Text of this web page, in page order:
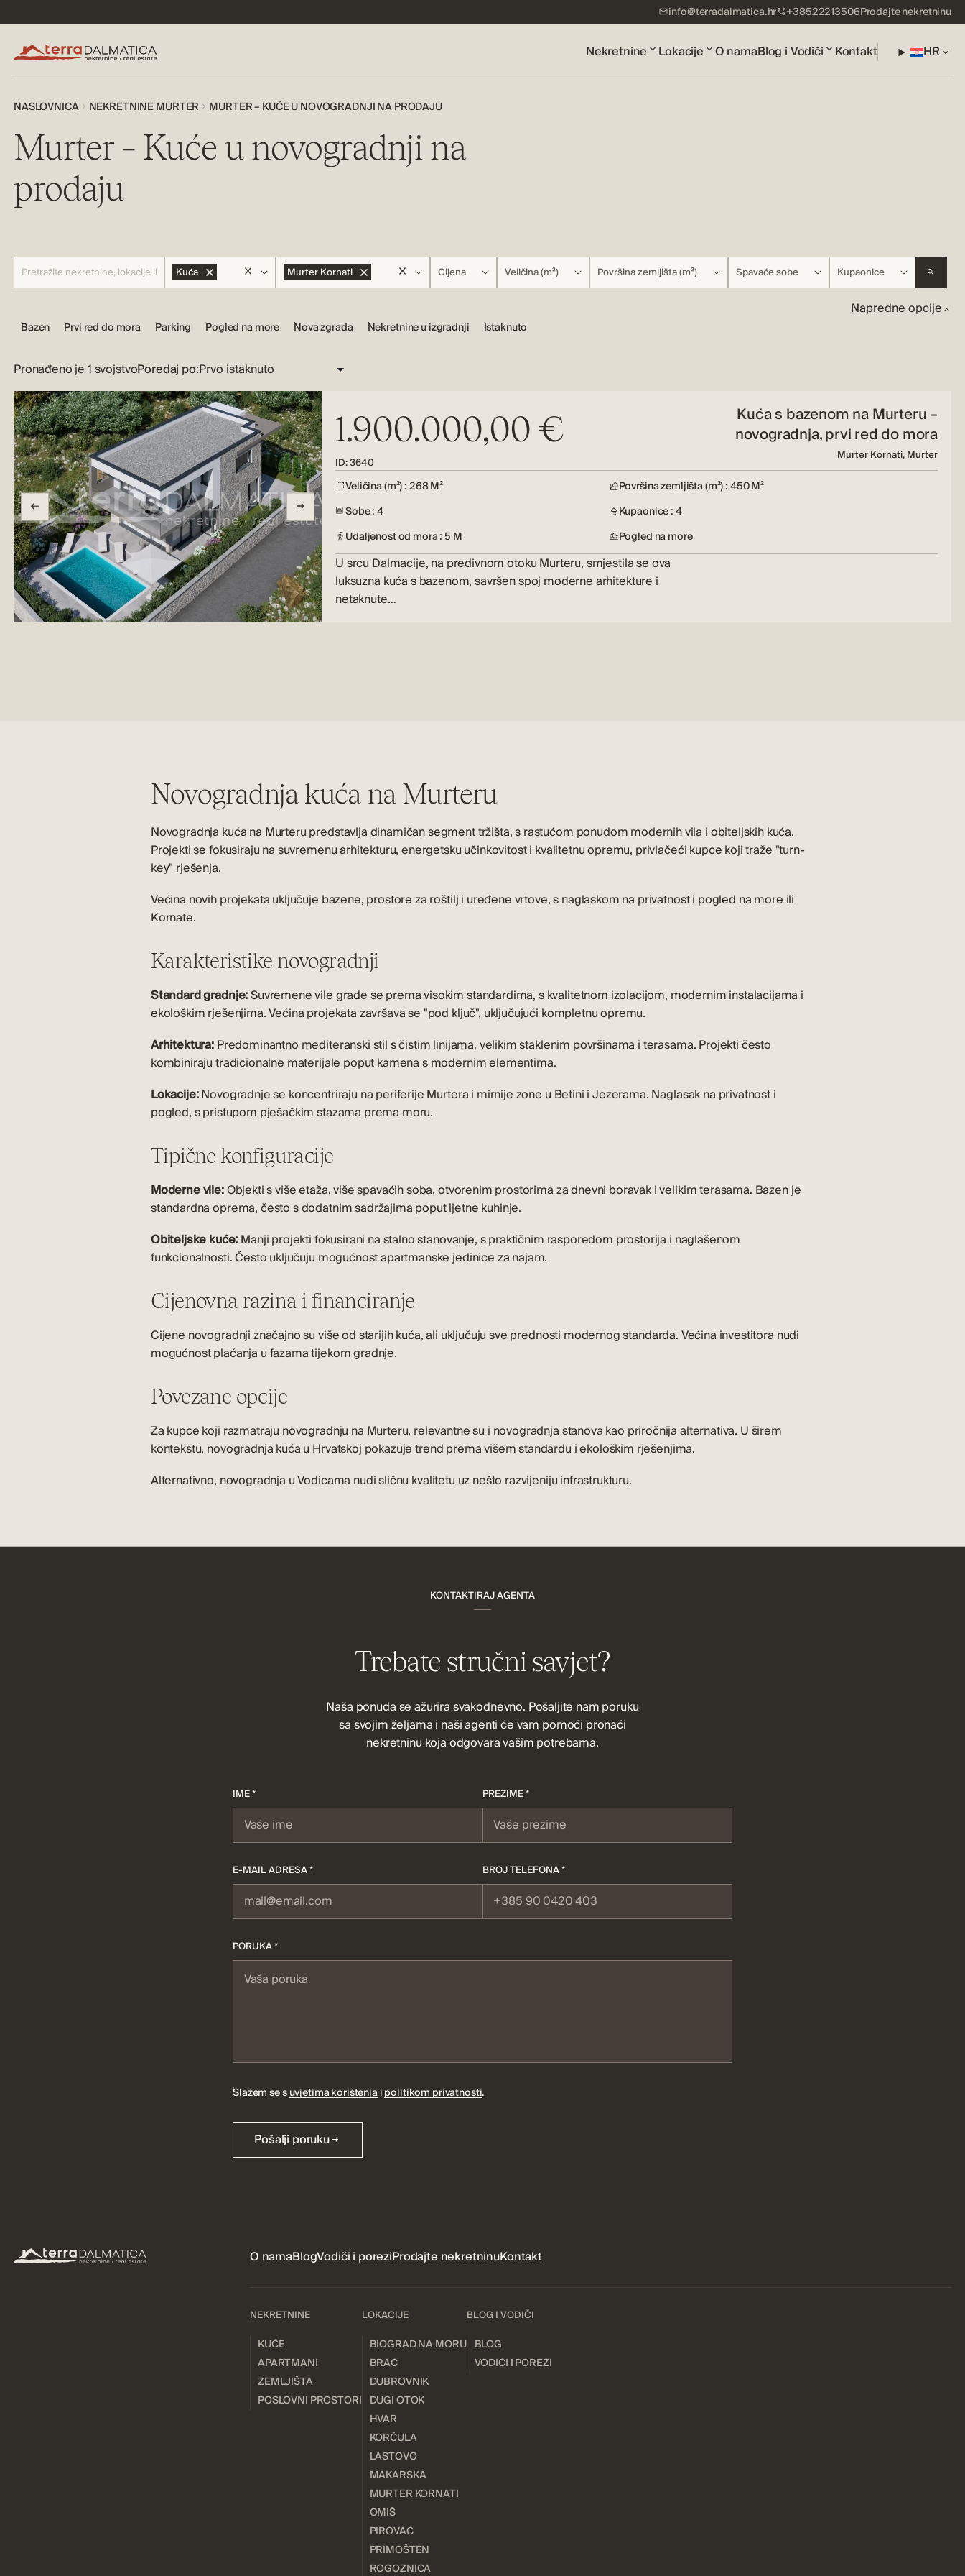
info@terradalmatica.hr +38522213506Prodajte nekretninu
Nekretnine Lokacije O namaBlog i Vodiči Kontakt HR
NASLOVNICA NEKRETNINE MURTER MURTER – KUĆE U NOVOGRADNJI NA PRODAJU
Murter – Kuće u novogradnji na
prodaju
Kuća Murter Kornati Cijena Veličina (m²) Površina zemljišta (m²) Spavaće sobe Kupaonice
Napredne opcije
Bazen Prvi red do mora Parking Pogled na more Nova zgrada Nekretnine u izgradnji Istaknuto
Pronađeno je 1 svojstvoPoredaj po:
1.900.000,00 €
ID: 3640
Kuća s bazenom na Murteru –
novogradnja, prvi red do mora
Murter Kornati, Murter
Veličina (m²) : 268 M²
Površina zemljišta (m²) : 450 M²
Sobe : 4
Kupaonice : 4
Udaljenost od mora : 5 M
Pogled na more
U srcu Dalmacije, na predivnom otoku Murteru, smjestila se ova
luksuzna kuća s bazenom, savršen spoj moderne arhitekture i
netaknute…
Novogradnja kuća na Murteru
Novogradnja kuća na Murteru predstavlja dinamičan segment tržišta, s rastućom ponudom modernih vila i obiteljskih kuća.
Projekti se fokusiraju na suvremenu arhitekturu, energetsku učinkovitost i kvalitetnu opremu, privlačeći kupce koji traže "turn-
key" rješenja.
Većina novih projekatauključuje bazene, prostore za roštilj i uređene vrtove, s naglaskom na privatnost i pogled na more ili
Kornate.
Karakteristike novogradnji
Standard gradnje:Suvremene vile grade se prema visokim standardima, s kvalitetnom izolacijom, modernim instalacijama i
ekološkim rješenjima. Većina projekata završava se "pod ključ", uključujući kompletnu opremu.
Arhitektura:Predominantno mediteranski stil s čistim linijama, velikim staklenim površinama i terasama. Projekti često
kombiniraju tradicionalne materijale poput kamena s modernim elementima.
Lokacije:Novogradnje se koncentriraju na periferije Murtera i mirnije zone u Betini i Jezerama. Naglasak na privatnost i
pogled, s pristupom pješačkim stazama prema moru.
Tipične konfiguracije
Moderne vile:Objekti s više etaža, više spavaćih soba, otvorenim prostorima za dnevni boravak i velikim terasama. Bazen je
standardna oprema, često s dodatnim sadržajima poput ljetne kuhinje.
Obiteljske kuće:Manji projekti fokusirani na stalno stanovanje, s praktičnim rasporedom prostorija i naglašenom
funkcionalnosti. Često uključuju mogućnost apartmanske jedinice za najam.
Cijenovna razina i financiranje
Cijene novogradnji značajno su više od starijihkuća, ali uključuju sve prednosti modernog standarda. Većina investitora nudi
mogućnost plaćanja u fazama tijekom gradnje.
Povezane opcije
Za kupce koji razmatraju novogradnju na Murteru, relevantne su i novogradnja stanovakao priročnija alternativa. U širem
kontekstu, novogradnja kuća u Hrvatskoj pokazuje trend prema višem standardu i ekološkim rješenjima.
Alternativno, novogradnja u Vodicama nudi sličnu kvalitetu uz nešto razvijeniju infrastrukturu.
KONTAKTIRAJ AGENTA
Trebate stručni savjet?
Naša ponuda se ažurira svakodnevno. Pošaljite nam poruku
sa svojim željama i naši agenti će vam pomoći pronaći
nekretninu koja odgovara vašim potrebama.
IME * PREZIME *
E-MAIL ADRESA * BROJ TELEFONA *
PORUKA *
Slažem se suvjetima korištenjaipolitikom privatnosti.
Pošalji poruku
O namaBlogVodiči i poreziProdajte nekretninuKontakt
NEKRETNINE
KUĆE
APARTMANI
ZEMLJIŠTA
POSLOVNI PROSTORI
LOKACIJE
BIOGRAD NA MORU
BRAČ
DUBROVNIK
DUGI OTOK
HVAR
KORČULA
LASTOVO
MAKARSKA
MURTER KORNATI
OMIŠ
PIROVAC
PRIMOŠTEN
ROGOZNICA
BLOG I VODIČI
BLOG
VODIČI I POREZI